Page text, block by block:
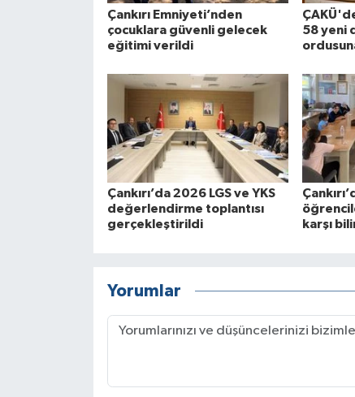
Çankırı Emniyeti’nden
çocuklara güvenli gelecek
eğitimi verildi
58 yeni
Çankırı’da 2026 LGS ve YKS
değerlendirme toplantısı
gerçekleştirildi
karşı
Yorumlar